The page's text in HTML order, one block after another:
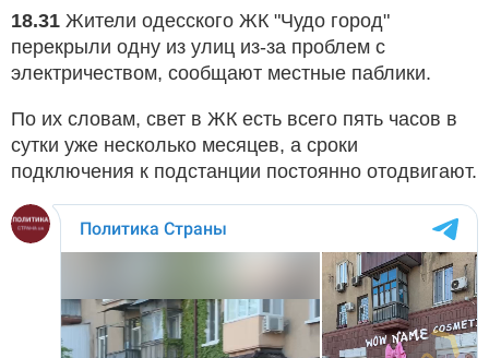
18.31 Жители одесского ЖК "Чудо город"
перекрыли одну из улиц из-за проблем с
электричеством, сообщают местные паблики.
По их словам, свет в ЖК есть всего пять часов в
сутки уже несколько месяцев, а сроки
подключения к подстанции постоянно отодвигают.